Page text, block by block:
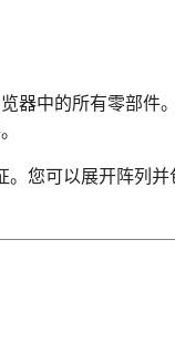
器中的所有零部件。
您可以展开阵列并